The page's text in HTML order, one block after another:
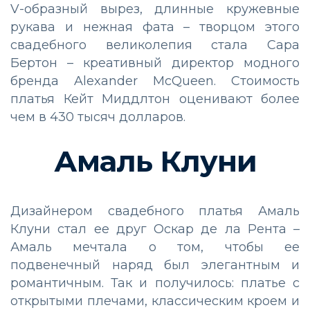
V-образный вырез, длинные кружевные
рукава и нежная фата – творцом этого
свадебного великолепия стала Сара
Бертон – креативный директор модного
бренда Alexander McQueen. Стоимость
платья Кейт Миддлтон оценивают более
чем в 430 тысяч долларов.
Амаль Клуни
Дизайнером свадебного платья Амаль
Клуни стал ее друг Оскар де ла Рента –
Амаль мечтала о том, чтобы ее
подвенечный наряд был элегантным и
романтичным. Так и получилось: платье с
открытыми плечами, классическим кроем и